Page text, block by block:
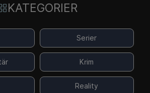
KATEGORIER
Serier
Krim
Reality